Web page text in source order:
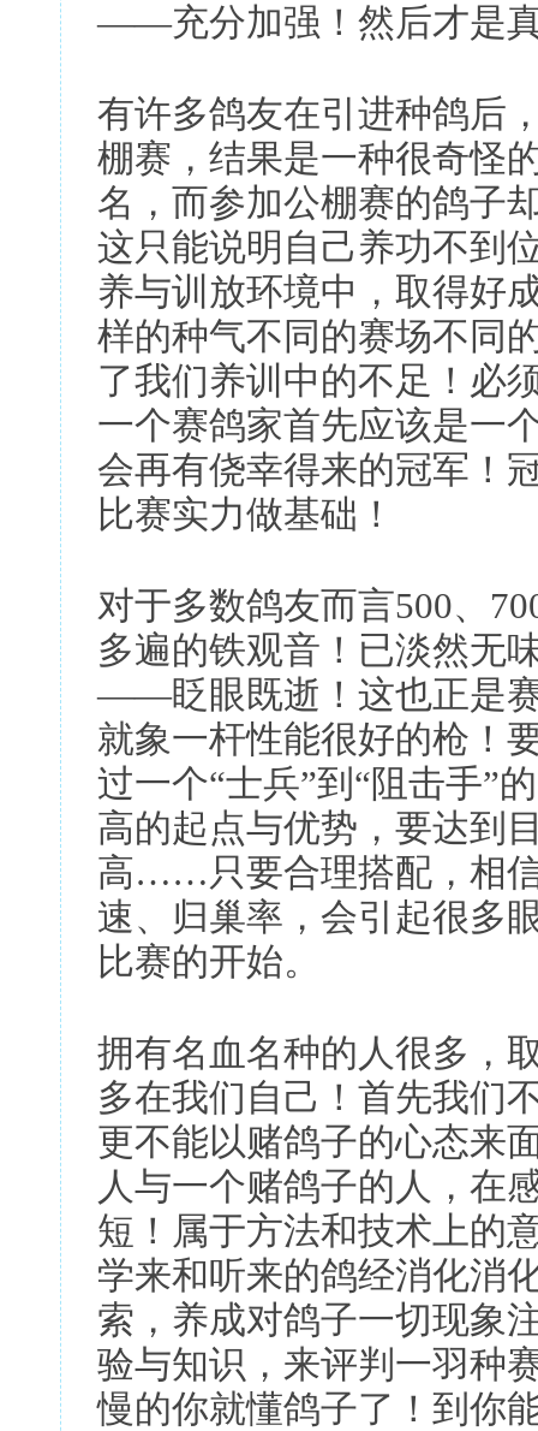
——充分加强！然后才是
有许多鸽友在引进种鸽后
棚赛，结果是一种很奇怪
名，而参加公棚赛的鸽子
这只能说明自己养功不到
养与训放环境中，取得好
样的种气不同的赛场不同
了我们养训中的不足！必
一个赛鸽家首先应该是一
会再有侥幸得来的冠军！
比赛实力做基础！
对于多数鸽友而言500、
多遍的铁观音！已淡然无
——眨眼既逝！这也正是
就象一杆性能很好的枪！
过一个“士兵”到“阻击手”
高的起点与优势，要达到
高……只要合理搭配，相
速、归巢率，会引起很
比赛的开始。
拥有名血名种的人很多，
多在我们自己！首先我们
更不能以赌鸽子的心态来
人与一个赌鸽子的人，在
短！属于方法和技术上
学来和听来的鸽经消化消
索，养成对鸽子一切现象
验与知识，来评判一羽种
慢的你就懂鸽子了！到你